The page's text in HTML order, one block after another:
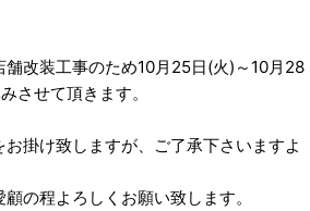
改装工事のため10月25日(火)～10月28
させて頂きます。
掛け致しますが、ご了承下さいますよ
の程よろしくお願い致します。